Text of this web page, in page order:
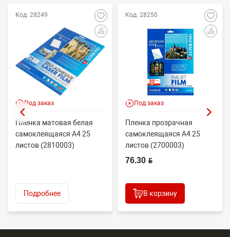
Код: 28249
Под заказ
Пленка матовая белая
самоклеящаяся A4 25
листов (2810003)
Подробнее
Код: 28250
Под заказ
Пленка прозрачная
самоклеящаяся A4 25
листов (2700003)
(Lomond)
76.30 BYN
В корзину